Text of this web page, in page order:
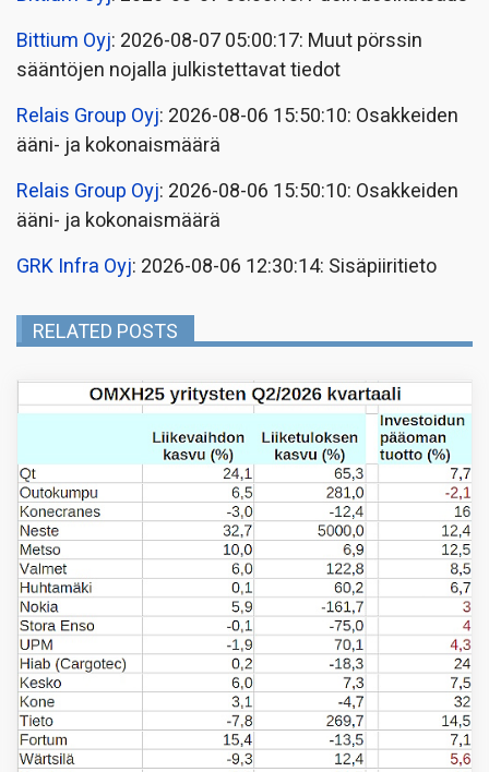
Bittium Oyj: 2026-08-07 05:00:17: Muut pörssin
sääntöjen nojalla julkistettavat tiedot
Relais Group Oyj: 2026-08-06 15:50:10: Osakkeiden
ääni- ja kokonaismäärä
Relais Group Oyj: 2026-08-06 15:50:10: Osakkeiden
ääni- ja kokonaismäärä
GRK Infra Oyj: 2026-08-06 12:30:14: Sisäpiiritieto
RELATED POSTS